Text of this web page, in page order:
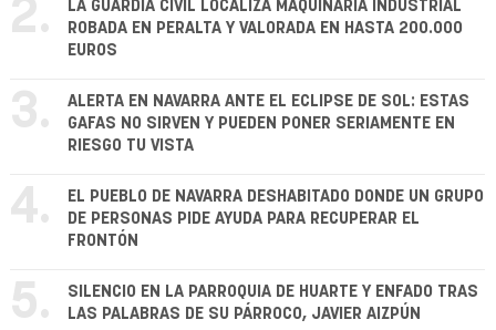
2.
LA GUARDIA CIVIL LOCALIZA MAQUINARIA INDUSTRIAL
ROBADA EN PERALTA Y VALORADA EN HASTA 200.000
EUROS
3.
ALERTA EN NAVARRA ANTE EL ECLIPSE DE SOL: ESTAS
GAFAS NO SIRVEN Y PUEDEN PONER SERIAMENTE EN
RIESGO TU VISTA
4.
EL PUEBLO DE NAVARRA DESHABITADO DONDE UN GRUPO
DE PERSONAS PIDE AYUDA PARA RECUPERAR EL
FRONTÓN
5.
SILENCIO EN LA PARROQUIA DE HUARTE Y ENFADO TRAS
LAS PALABRAS DE SU PÁRROCO, JAVIER AIZPÚN